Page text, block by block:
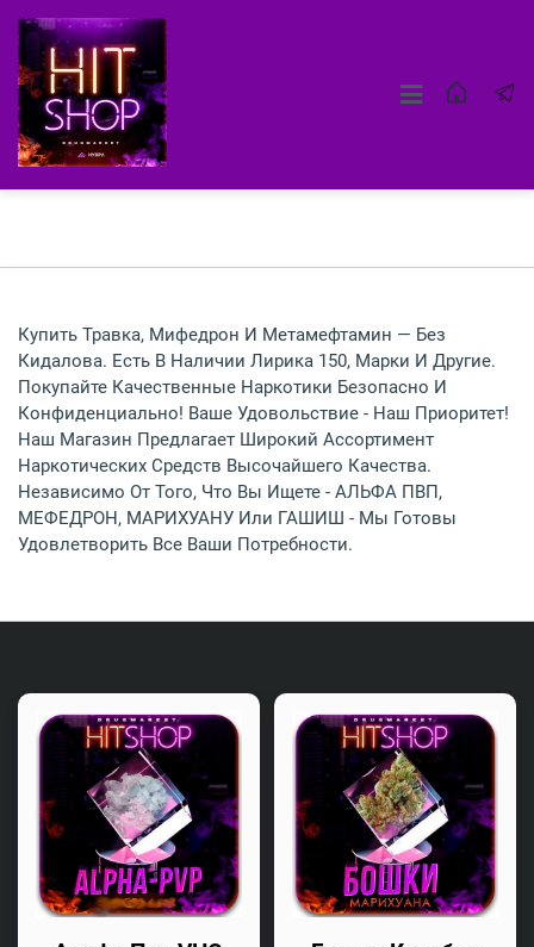
Купить Травка, Мифедрон И Метамефтамин — Без
Кидалова. Есть В Наличии Лирика 150, Марки И Другие.
Покупайте Качественные Наркотики Безопасно И
Конфиденциально! Ваше Удовольствие - Наш Приоритет!
Наш Магазин Предлагает Широкий Ассортимент
Наркотических Средств Высочайшего Качества.
Независимо От Того, Что Вы Ищете - АЛЬФА ПВП,
МЕФЕДРОН, МАРИХУАНУ Или ГАШИШ - Мы Готовы
Удовлетворить Все Ваши Потребности.